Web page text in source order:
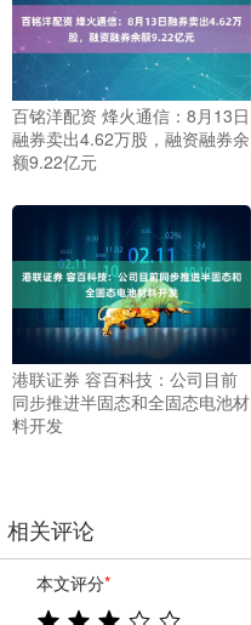
百铭洋配资 烽火通信：8月13日
融券卖出4.62万股，融资融券余
额9.22亿元
港联证券 容百科技：公司目前
同步推进半固态和全固态电池材
料开发
相关评论
本文评分*